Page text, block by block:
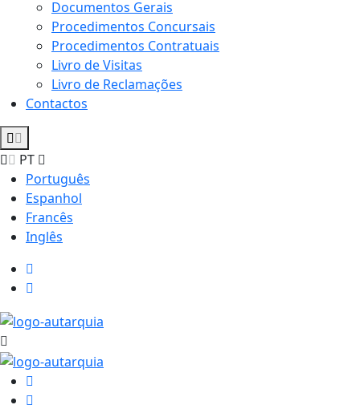
Documentos Gerais
Procedimentos Concursais
Procedimentos Contratuais
Livro de Visitas
Livro de Reclamações
Contactos
PT
Português
Espanhol
Francês
Inglês